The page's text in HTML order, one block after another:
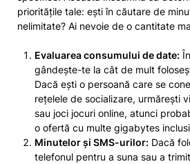
prioritățile tale: ești în căutare de
nelimitate? Ai nevoie de o cantitate
Evaluarea consumului de date:
gândește-te la cât de mult
Dacă ești o persoană care se
rețelele de socializare, urmărești
sau joci jocuri online, atunci
o ofertă cu multe gigabytes
Minutelor și SMS-urilor: Dacă
telefonul pentru a suna sau a